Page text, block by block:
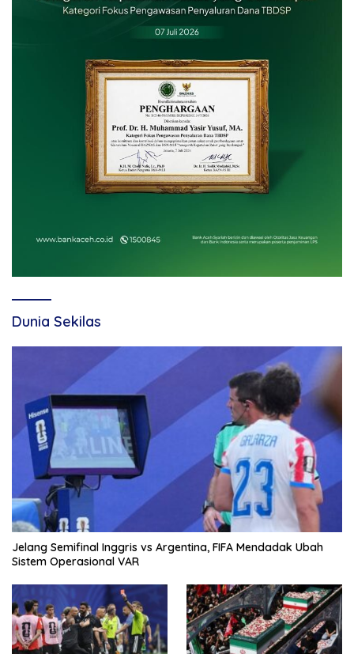
Dunia Sekilas
Jelang Semifinal Inggris vs Argentina, FIFA Mendadak Ubah
Sistem Operasional VAR